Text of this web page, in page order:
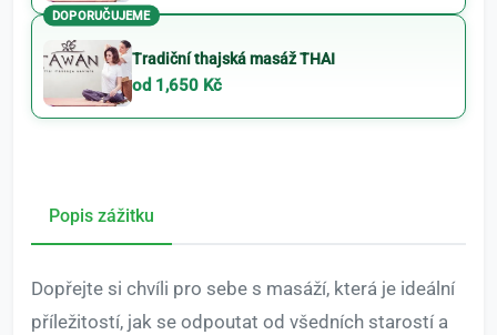
DOPORUČUJEME
Tradiční thajská masáž THAI
od 1,650 Kč
Popis zážitku
Dopřejte si chvíli pro sebe s masáží, která je ideální
příležitostí, jak se odpoutat od všedních starostí a